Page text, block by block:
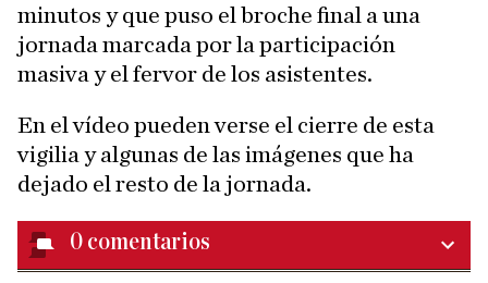
minutos y que puso el broche final a una
jornada marcada por la participación
masiva y el fervor de los asistentes.
En el vídeo pueden verse el cierre de esta
vigilia y algunas de las imágenes que ha
dejado el resto de la jornada.
0 comentarios